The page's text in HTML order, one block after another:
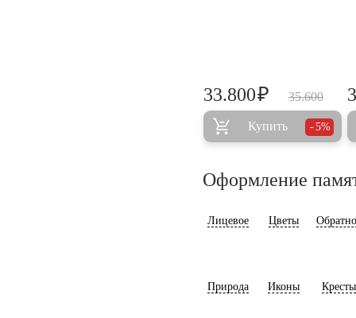
35.600
33.800₽
Купить 5%
Оформление
Лицевое Цветы
Природа Иконы Кресты